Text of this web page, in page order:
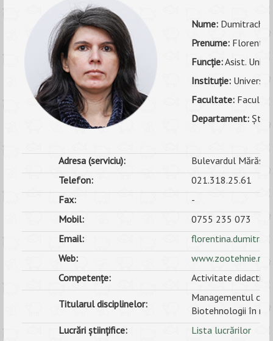
CERCETARE
PUBLICAȚII
ANUNȚURI
ALUMNI
Nume:Dumitrache
Prenume:
Funcţie:Asist. Univ.
Instituţie:
Facultate:
Departament:
Adresa (serviciu):
Bulevardul
Telefon:
021.318.25.61
Fax:
-
Mobil:
0755 235 073
Email:
Web:
www.zootehnie.ro
Competențe:
Activitate didactică
Titularul disciplinelor:
Managementul
Biotehnologii în
Lucrări științifice:
Lista lucrărilor